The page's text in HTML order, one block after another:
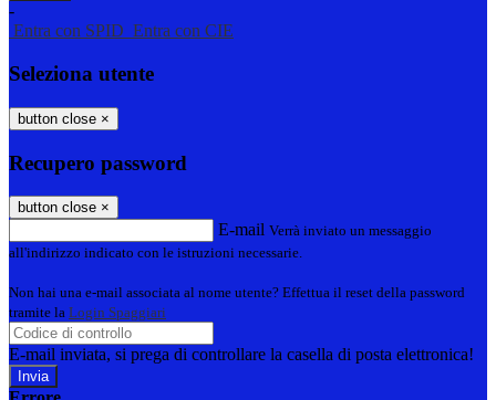
-
Entra con SPID Entra con CIE
Seleziona utente
button close ×
Recupero password
button close ×
E-mail Verrà inviato un messaggio
all'indirizzo indicato con le istruzioni necessarie.
Non hai una e-mail associata al nome utente? Effettua il reset della password
tramite la Login Spaggiari
E-mail inviata, si prega di controllare la casella di posta elettronica!